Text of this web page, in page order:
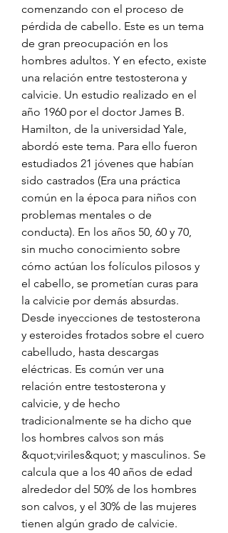
comenzando con el proceso de
pérdida de cabello. Este es un tema
de gran preocupación en los
hombres adultos. Y en efecto, existe
una relación entre testosterona y
calvicie. Un estudio realizado en el
año 1960 por el doctor James B.
Hamilton, de la universidad Yale,
abordó este tema. Para ello fueron
estudiados 21 jóvenes que habían
sido castrados (Era una práctica
común en la época para niños con
problemas mentales o de
conducta). En los años 50, 60 y 70,
sin mucho conocimiento sobre
cómo actúan los folículos pilosos y
el cabello, se prometían curas para
la calvicie por demás absurdas.
Desde inyecciones de testosterona
y esteroides frotados sobre el cuero
cabelludo, hasta descargas
eléctricas. Es común ver una
relación entre testosterona y
calvicie, y de hecho
tradicionalmente se ha dicho que
los hombres calvos son más
&quot;viriles&quot; y masculinos. Se
calcula que a los 40 años de edad
alrededor del 50% de los hombres
son calvos, y el 30% de las mujeres
tienen algún grado de calvicie.